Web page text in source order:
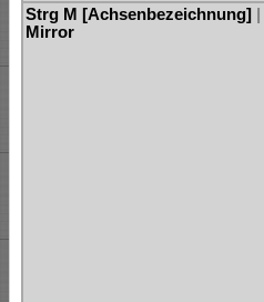
Strg M [Achsenbezeichnung]
Mirror